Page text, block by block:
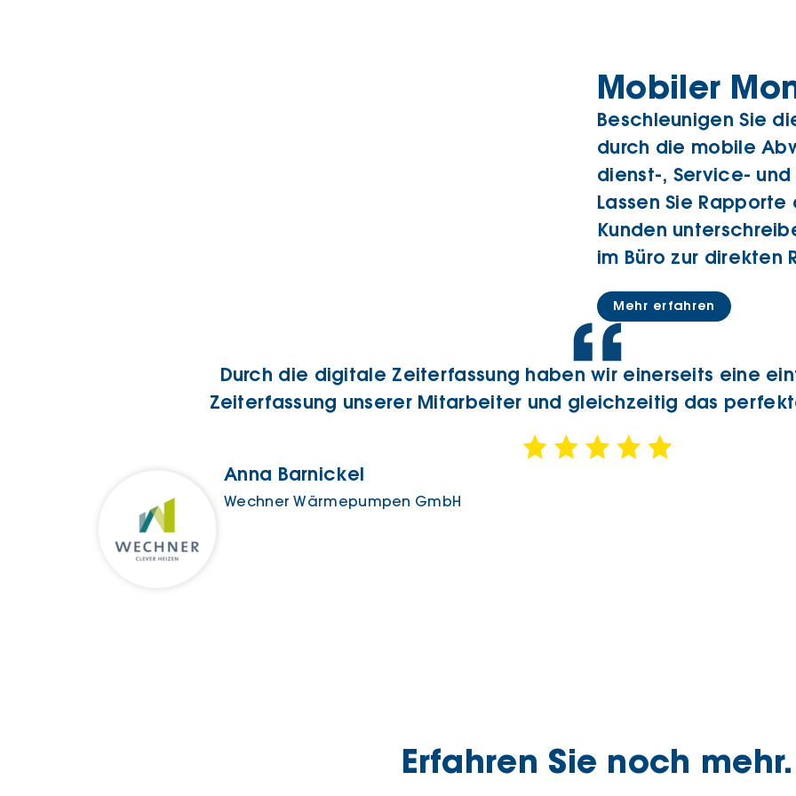
Mobiler
Beschleunigen Sie
durch die mobile
dienst-, Service-
Lassen Sie
Kunden
im Büro zur direkten
Mehr erfahren
Durch die digitale Zeiterfassung haben wir einerseits eine
Zeiterfassung unserer Mitarbeiter und gleichzeitig das
Anna Barnickel
Wechner Wärmepumpen GmbH
Erfahren Sie noch mehr.